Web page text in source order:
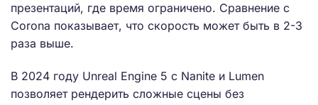
презентаций, где время ограничено. Сравнение с
Corona показывает, что скорость может быть в 2-3
раза выше.
В 2024 году Unreal Engine 5 с Nanite и Lumen
позволяет рендерить сложные сцены без